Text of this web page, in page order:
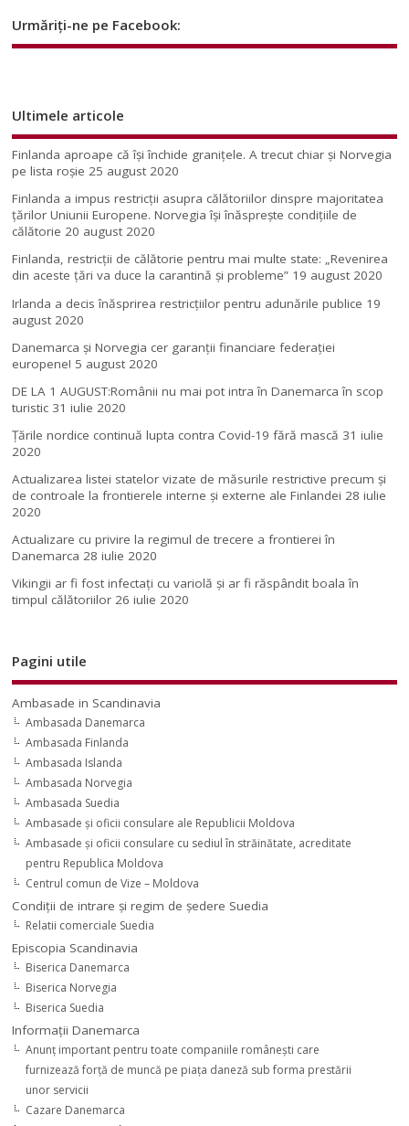
Urmăriți-ne pe Facebook:
Ultimele articole
Finlanda aproape că își închide granițele. A trecut chiar și Norvegia
pe lista roșie 25 august 2020
Finlanda a impus restricţii asupra călătoriilor dinspre majoritatea
ţărilor Uniunii Europene. Norvegia își înăsprește condițiile de
călătorie 20 august 2020
Finlanda, restricţii de călătorie pentru mai multe state: „Revenirea
din aceste ţări va duce la carantină şi probleme” 19 august 2020
Irlanda a decis înăsprirea restricțiilor pentru adunările publice 19
august 2020
Danemarca și Norvegia cer garanții financiare federației
europene! 5 august 2020
DE LA 1 AUGUST:Românii nu mai pot intra în Danemarca în scop
turistic 31 iulie 2020
Țările nordice continuă lupta contra Covid-19 fără mască 31 iulie
2020
Actualizarea listei statelor vizate de măsurile restrictive precum și
de controale la frontierele interne și externe ale Finlandei 28 iulie
2020
Actualizare cu privire la regimul de trecere a frontierei în
Danemarca 28 iulie 2020
Vikingii ar fi fost infectaţi cu variolă şi ar fi răspândit boala în
timpul călătoriilor 26 iulie 2020
Pagini utile
Ambasade in Scandinavia
Ambasada Danemarca
Ambasada Finlanda
Ambasada Islanda
Ambasada Norvegia
Ambasada Suedia
Ambasade şi oficii consulare ale Republicii Moldova
Ambasade şi oficii consulare cu sediul în străinătate, acreditate
pentru Republica Moldova
Centrul comun de Vize – Moldova
Condiţii de intrare şi regim de şedere Suedia
Relatii comerciale Suedia
Episcopia Scandinavia
Biserica Danemarca
Biserica Norvegia
Biserica Suedia
Informaţii Danemarca
Anunţ important pentru toate companiile româneşti care
furnizează forţă de muncă pe piaţa daneză sub forma prestării
unor servicii
Cazare Danemarca